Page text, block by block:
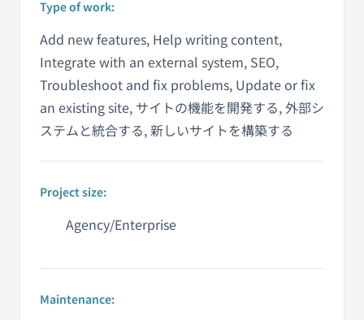
Type of work:
Add new features, Help writing content,
Integrate with an external system, SEO,
Troubleshoot and fix problems, Update or fix
an existing site, サイトの機能を開発する, 外部シ
ステムと統合する, 新しいサイトを構築する
Project size:
Agency/Enterprise
Maintenance: